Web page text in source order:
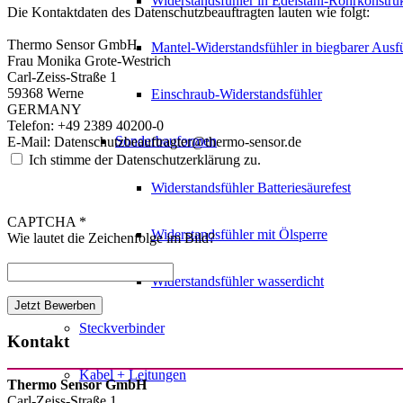
Mantel-Widerstandsfühler in biegbarer
Einschraub-Widerstandsfühler
Sonderbauformen
Widerstandsfühler Batteriesäurefest
Widerstandsfühler mit Ölsperre
Widerstandsfühler wasserdicht
Steckverbinder
Kabel + Leitungen
Die Kontaktdaten des Datenschutzbeauftragten lauten wie folgt:
Thermo Sensor GmbH
Frau Monika Grote-Westrich
Carl-Zeiss-Straße 1
59368 Werne
GERMANY
Telefon: +49 2389 40200-0
E-Mail: Datenschutzbeauftragter@thermo-sensor.de
Ich stimme der Datenschutzerklärung zu.
CAPTCHA *
Wie lautet die Zeichenfolge im Bild?
Kontakt
Thermo Sensor GmbH